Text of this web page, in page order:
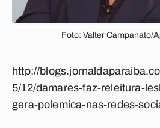
Foto: Valter Campanato/
http://
5/12/damares-faz-releitura-
gera-polemica-nas-redes-